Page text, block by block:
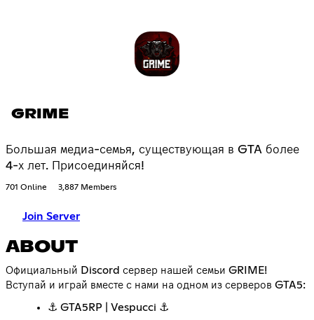
GRIME
Большая медиа-семья, существующая в GTA более
4-х лет. Присоединяйся!
701 Online 3,887 Members
Join Server
ABOUT
Официальный Discord сервер нашей семьи GRIME!
Вступай и играй вместе с нами на одном из серверов GTA5:
⚓ GTA5RP | Vespucci ⚓